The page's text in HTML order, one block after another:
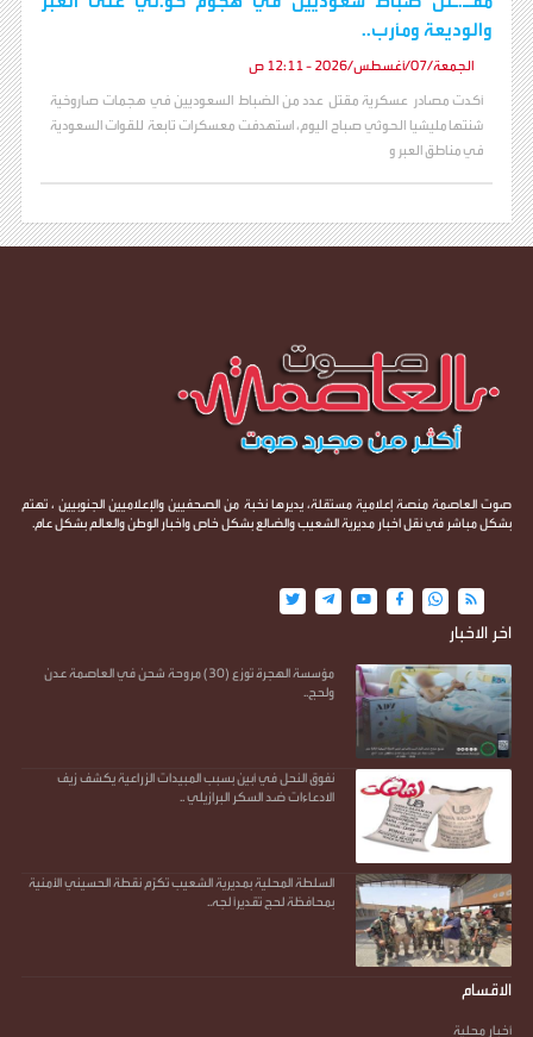
والوديعة ومأرب..
الجمعة/07/أغسطس/2026 - 12:11 ص
أكدت مصادر عسكرية مقتل عدد من الضباط السعوديين في هجمات صاروخية
شنتها مليشيا الحوثي صباح اليوم، استهدفت معسكرات تابعة للقوات السعودية
في مناطق العبر و
صوت العاصمة منصة إعلامية مستقلة، يديرها نخبة من الصحفيين والإعلاميين الجنوبيين ، تهتم
بشكل مباشر في نقل اخبار مديرية الشعيب والضالع بشكل خاص واخبار الوطن والعالم بشكل عام.
اخر الاخبار
مؤسسة الهجرة توزع (30) مروحة شحن في العاصمة عدن
ولحج..
نفوق النحل في أبين بسبب المبيدات الزراعية يكشف زيف
الادعاءات ضد السكر البرازيلي ..
السلطة المحلية بمديرية الشعيب تكرّم نقطة الحسيني الأمنية
بمحافظة لحج تقديرًا لجه..
الاقسام
أخبار محلية